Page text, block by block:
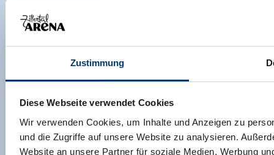
Zustimmung
Diese Webseite verwendet Cookies
Wir verwenden Cookies, um Inhalte und Anzeigen zu
und die Zugriffe auf unsere Website zu analysieren.
Website an unsere Partner für soziale Medien, Werbung